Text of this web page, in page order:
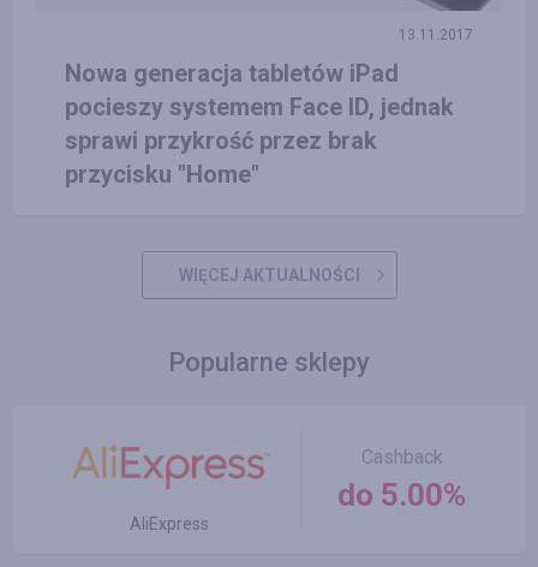
13.11.2017
Nowa generacja tabletów iPad
pocieszy systemem Face ID, jednak
sprawi przykrość przez brak
przycisku "Home"
WIĘCEJ AKTUALNOŚCI
Popularne sklepy
AliExpress
Cashback
do 5.00%